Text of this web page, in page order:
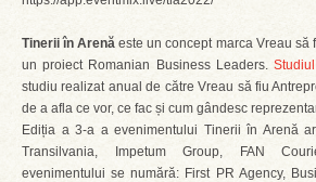
Tinerii în Arenăeste un concept marca Vreau să
un proiect Romanian Business Leaders.
studiu realizat anual de către Vreau să fiu
de a afla ce vor, ce fac și cum gândesc
Ediția a 3-a a evenimentului Tinerii în Arenă
Transilvania, Impetum Group, FAN
evenimentului se numără: First PR Agency,